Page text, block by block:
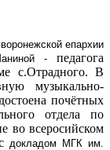
епархии
- педагога
с.Отрадного. В
музыкально-
почётных
отдела по
во всеросийском
докладом МГК им.